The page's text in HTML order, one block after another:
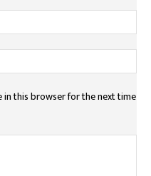
in this browser for the next time